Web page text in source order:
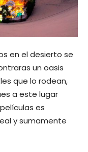
en el desierto se
un oasis
que lo rodean,
a este lugar
es
y sumamente